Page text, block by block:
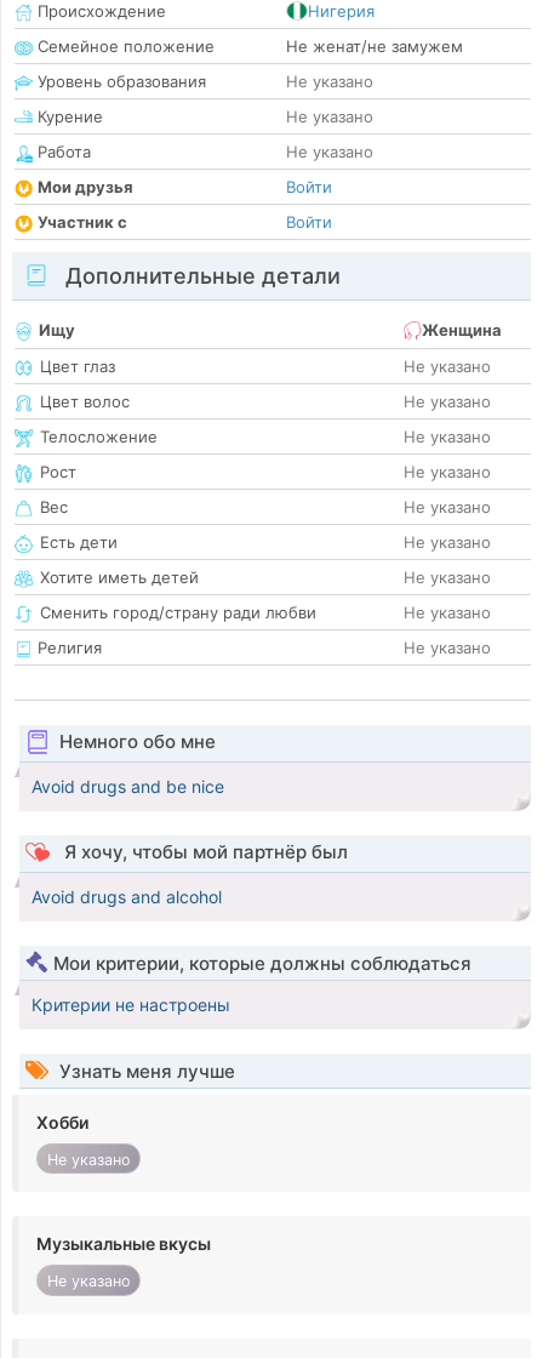
Происхождение
Нигерия
Семейное положение
Не женат/не замужем
Уровень образования
Не указано
Курение
Не указано
Работа
Не указано
Мои друзья
Войти
Участник с
Войти
Дополнительные детали
Ищу
Женщина
Цвет глаз
Не указано
Цвет волос
Не указано
Телосложение
Не указано
Рост
Не указано
Вес
Не указано
Есть дети
Не указано
Хотите иметь детей
Не указано
Сменить город/страну ради любви
Не указано
Религия
Не указано
Немного обо мне
Avoid drugs and be nice
Я хочу, чтобы мой партнёр был
Avoid drugs and alcohol
Мои критерии, которые должны соблюдаться
Критерии не настроены
Узнать меня лучше
Хобби
Не указано
Музыкальные вкусы
Не указано